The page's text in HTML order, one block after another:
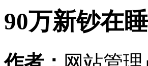
90万新钞在